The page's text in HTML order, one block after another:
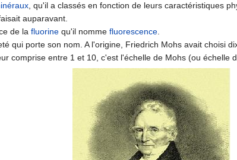
, qu'il a classés en fonction de leurs caractéristiques
auparavant.
de la fluorine qu'il nomme fluorescence.
qui porte son nom. A l'origine, Friedrich Mohs avait choisi
comprise entre 1 et 10, c'est l'échelle de Mohs (ou échelle